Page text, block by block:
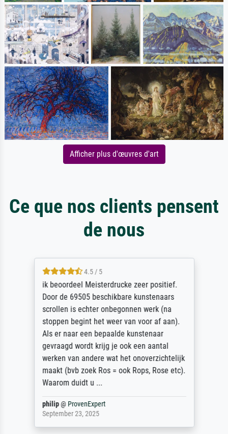
Afficher plus d'œuvres d'art
Ce que nos clients pensent
de nous
4.5 / 5
ik beoordeel Meisterdrucke zeer positief.
Door de 69505 beschikbare kunstenaars
scrollen is echter onbegonnen werk (na
stoppen begint het weer van voor af aan).
Als er naar een bepaalde kunstenaar
gevraagd wordt krijg je ook een aantal
werken van andere wat het onoverzichtelijk
maakt (bvb zoek Ros = ook Rops, Rose etc).
Waarom duidt u ...
philip@ ProvenExpert
September 23, 2025